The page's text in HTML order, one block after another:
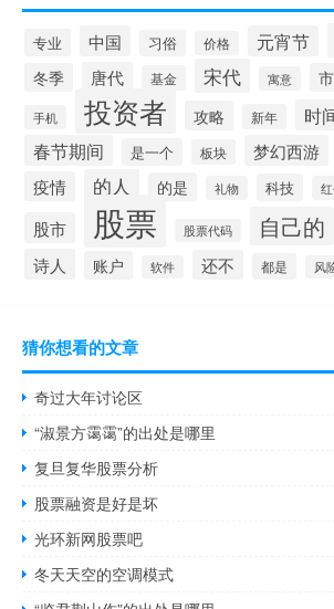
专业 中国 习俗 价格 元宵节
冬季 唐代 基金 宋代 寓意
手机 投资者 攻略 新年 时
春节期间 是一个 板块 梦幻西游
疫情
的人 的是 礼物 科技
股市 股票 股票代码 自己的
诗人 账户 软件 还不 都是 风
猜你想看的文章
奇过大年讨论区
“淑景方霭霭”的出处是哪里
复旦复华股票分析
股票融资是好是坏
光环新网股票吧
冬天天空的空调模式